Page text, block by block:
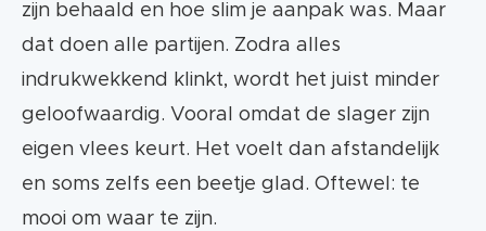
zijn behaald en hoe slim je aanpak was. Maar
dat doen alle partijen. Zodra alles
indrukwekkend klinkt, wordt het juist minder
geloofwaardig. Vooral omdat de slager zijn
eigen vlees keurt. Het voelt dan afstandelijk
en soms zelfs een beetje glad. Oftewel: te
mooi om waar te zijn.